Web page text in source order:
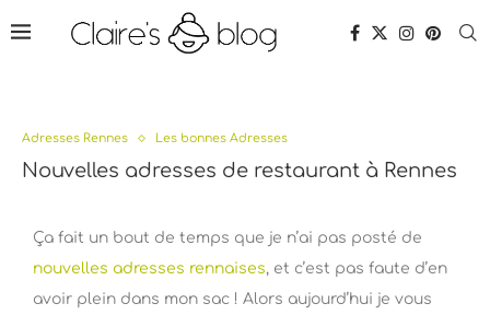
Adresses Rennes Les bonnes Adresses
Nouvelles adresses de restaurant à Rennes
Ça fait un bout de temps que je n’ai pas posté de
nouvelles adresses rennaises, et c’est pas faute d’en
avoir plein dans mon sac ! Alors aujourd’hui je vous